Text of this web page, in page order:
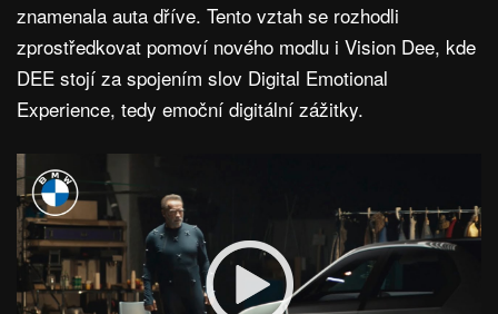
znamenala auta dříve. Tento vztah se rozhodli
zprostředkovat pomoví nového modlu i Vision Dee, kde
DEE stojí za spojením slov Digital Emotional
Experience, tedy emoční digitální zážitky.